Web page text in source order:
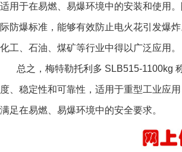
适用于在易燃、易爆环境中的安装和使用
际防爆标准，能够有效防止电火花引发爆
化工、石油、煤矿等行业中得以广泛应用。
总之， 梅特勒托利多 SLB515-1100kg
度、稳定性和可靠性，适用于重型工业应
满足在易燃、易爆环境中的安全要求。